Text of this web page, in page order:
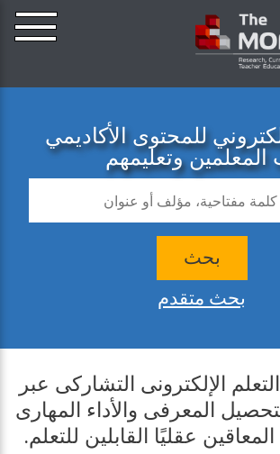
للمحتوى الأكاديمي
وتعليمهم
بحث
بحث متقدم
الإلكترونى التشاركى عبر
المعرفى والأداء المهارى
عقليًا القابلين للتعلم.